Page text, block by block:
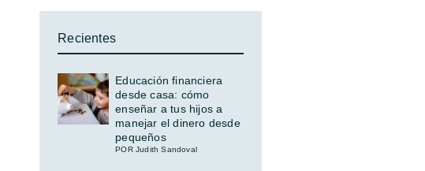
Recientes
Educación financiera
desde casa: cómo
enseñar a tus hijos a
manejar el dinero desde
pequeños
POR Judith Sandoval